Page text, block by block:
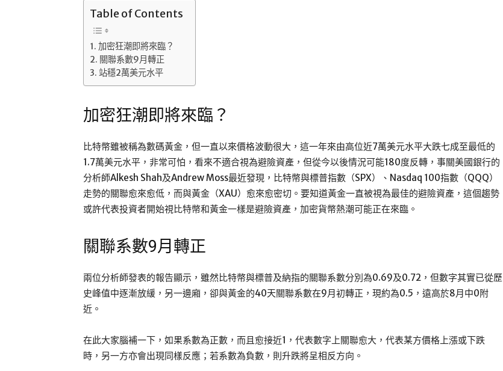
Table of Contents
加密狂潮即將來臨？
關聯系數9月轉正
站穩2萬美元水平
加密狂潮即將來臨？
比特幣雖被稱為數碼黃金，但一直以來價格波動很大，這一年來由高位近7萬美元水平大跌七成至最低的
1.7萬美元水平，非常可怕，看來不適合視為避險資產，但從今以後情況可能180度反轉，事關美國銀行的
分析師Alkesh Shah及Andrew Moss最近發現，比特幣與標普指數（SPX）、Nasdaq 100指數（QQQ）
走勢的關聯愈來愈低，而與黃金（XAU）愈來愈密切。要知道黃金一直被視為最佳的避險資產，這個趨勢
或許代表投資者開始視比特幣和黃金一樣是避險資產，加密貨幣熱潮可能正在來臨。
關聯系數9月轉正
兩位分析師發表的報告顯示，雖然比特幣與標普及納指的關聯系數分別為0.69及0.72，但數字其實已從歷
史峰值中逐漸放緩，另一邊廂，卻與黃金的40天關聯系數在9月初轉正，現約為0.5，遠高於8月中0附
近。
在此大家腦補一下，如果系數為正數，而且愈接近1，代表數字上關聯愈大，代表某方價格上漲或下跌
時，另一方亦會出現同樣反應；若系數為負數，則升跌將呈相反方向。